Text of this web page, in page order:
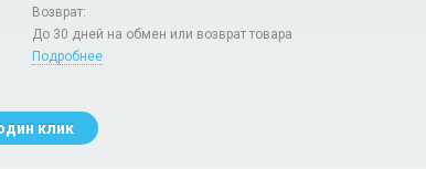
Возврат:
До 30 дней на обмен или возврат товара
Подробнее
клик